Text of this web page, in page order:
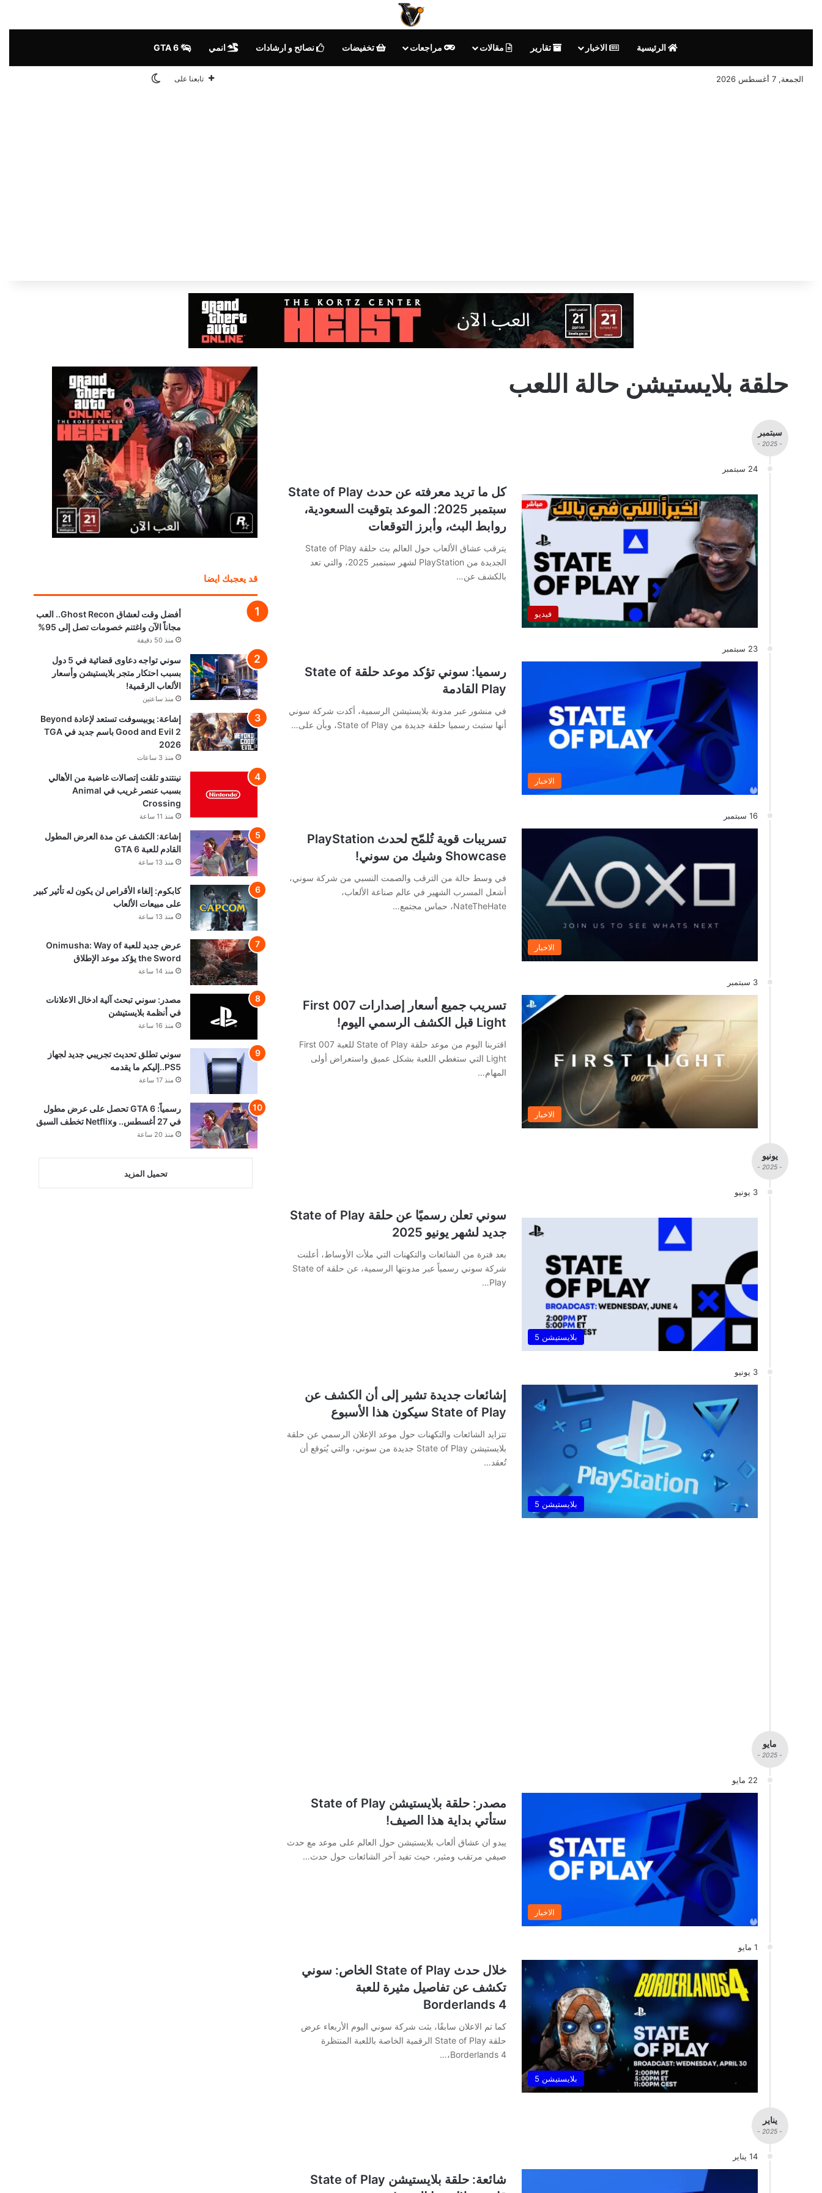
الرئيسية الاخبار تقارير مقالات مراجعات تخفيضات نصائح و ارشادات انمي
الجمعة, 7 أغسطس 2026 تابعنا على الوضع المظلم
حلقة بلايستيشن حالة اللعب
سبتمبر
- 2025 -
24 سبتمبر
فيديو
كل ما تريد معرفته عن حدث State of Play
سبتمبر 2025: الموعد بتوقيت السعودية،
روابط البث، وأبرز التوقعات
يترقب عشاق الألعاب حول العالم بث حلقة State of Play
الجديدة من PlayStation لشهر سبتمبر 2025، والتي تعد
بالكشف عن…
23 سبتمبر
الاخبار
رسميا: سوني تؤكد موعد حلقة State of
Play القادمة
في منشور عبر مدونة بلايستيشن الرسمية، أكدت شركة سوني
أنها ستبث رسميا حلقة جديدة من State of Play، وبأن على…
16 سبتمبر
الاخبار
تسريبات قوية تُلمّح لحدث PlayStation
Showcase وشيك من سوني!
في وسط حالة من الترقب والصمت النسبي من شركة سوني،
أشعل المسرب الشهير في عالم صناعة الألعاب،
NateTheHate، حماس مجتمع…
3 سبتمبر
الاخبار
تسريب جميع أسعار إصدارات 007 First
Light قبل الكشف الرسمي اليوم!
اقتربنا اليوم من موعد حلقة State of Play للعبة 007 First
Light التي ستغطي اللعبة بشكل عميق واستعراض أولى
المهام…
يونيو
- 2025 -
3 يونيو
بلايستيشن 5
سوني تعلن رسميًا عن حلقة State of Play
جديد لشهر يونيو 2025
بعد فترة من الشائعات والتكهنات التي ملأت الأوساط، أعلنت
شركة سوني رسمياً عبر مدونتها الرسمية، عن حلقة State of
Play…
3 يونيو
بلايستيشن 5
إشائعات جديدة تشير إلى أن الكشف عن
State of Play سيكون هذا الأسبوع
تتزايد الشائعات والتكهنات حول موعد الإعلان الرسمي عن حلقة
بلايستيشن State of Play جديدة من سوني، والتي يُتوقع أن
تُعقد…
مايو
- 2025 -
22 مايو
الاخبار
مصدر: حلقة بلايستيشن State of Play
ستأتي بداية هذا الصيف!
يبدو ان عشاق ألعاب بلايستيشن حول العالم على موعد مع حدث
صيفي مرتقب ومثير، حيث تفيد آخر الشائعات حول حدث…
1 مايو
بلايستيشن 5
خلال حدث State of Play الخاص: سوني
تكشف عن تفاصيل مثيرة للعبة
Borderlands 4
كما تم الاعلان سابقًا، بثت شركة سوني اليوم الأربعاء عرض
حلقة State of Play الرقمية الخاصة باللعبة المنتظرة
Borderlands 4،…
يناير
- 2025 -
14 يناير
شائعة: حلقة بلايستيشن State of Play
قد يعجبك ايضا
أفضل وقت لعشاق Ghost Recon.. العب
مجاناً الآن واغتنم خصومات تصل إلى 95%
منذ 50 دقيقة
سوني تواجه دعاوى قضائية في 5 دول
بسبب احتكار متجر بلايستيشن وأسعار
الألعاب الرقمية!
منذ ساعتين
إشاعة: يوبيسوفت تستعد لإعادة Beyond
Good and Evil 2 باسم جديد في TGA
2026
منذ 3 ساعات
نينتندو تلقت إتصالات غاضبة من الأهالي
بسبب عنصر غريب في Animal
Crossing
منذ 11 ساعة
إشاعة: الكشف عن مدة العرض المطول
القادم للعبة GTA 6
منذ 13 ساعة
كابكوم: إلغاء الأقراص لن يكون له تأثير كبير
على مبيعات الألعاب
منذ 13 ساعة
عرض جديد للعبة Onimusha: Way of
the Sword يؤكد موعد الإطلاق
منذ 14 ساعة
مصدر: سوني تبحث آلية ادخال الاعلانات
في أنظمة بلايستيشن
منذ 16 ساعة
سوني تطلق تحديث تجريبي جديد لجهاز
PS5..إليكم ما يقدمه
منذ 17 ساعة
رسمياً: GTA 6 تحصل على عرض مطول
في 27 أغسطس.. وNetflix تخطف السبق
منذ 20 ساعة
تحميل المزيد